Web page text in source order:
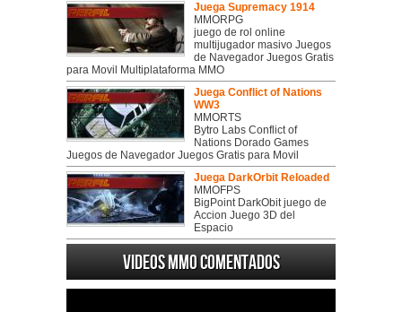
Juega Supremacy 1914
MMORPG
juego de rol online
multijugador masivo Juegos
de Navegador Juegos Gratis
para Movil Multiplataforma MMO
Juega Conflict of Nations
WW3
MMORTS
Bytro Labs Conflict of
Nations Dorado Games
Juegos de Navegador Juegos Gratis para Movil
Juega DarkOrbit Reloaded
MMOFPS
BigPoint DarkObit juego de
Accion Juego 3D del
Espacio
Videos MMO Comentados